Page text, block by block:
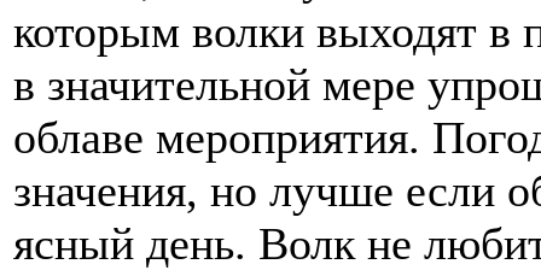
которым волки выходят
в значительной мере
облаве мероприятия.
значения, но лучше если
ясный день. Волк не